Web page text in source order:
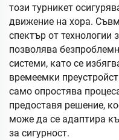
този турникет
движение на хора.
спектър от технологии
позволява
системи, като се
времеемки
само опростява
предоставя решение,
може да се адаптира
за сигурност.